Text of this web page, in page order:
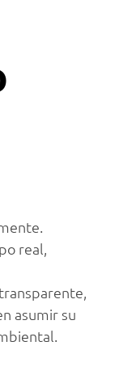
real,
asumir su